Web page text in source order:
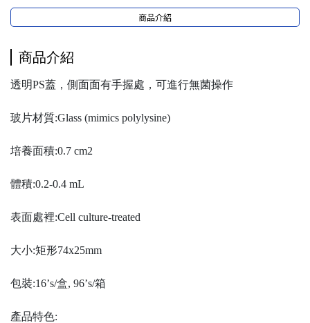
商品介紹
商品介紹
透明PS蓋，側⾯面有⼿握處，可進⾏無菌操作
玻片材質:Glass (mimics polylysine)
培養面積:0.7 cm2
體積:0.2-0.4 mL
表⾯處裡:Cell culture-treated
⼤小:矩形74x25mm
包裝:16’s/盒, 96’s/箱
產品特色: